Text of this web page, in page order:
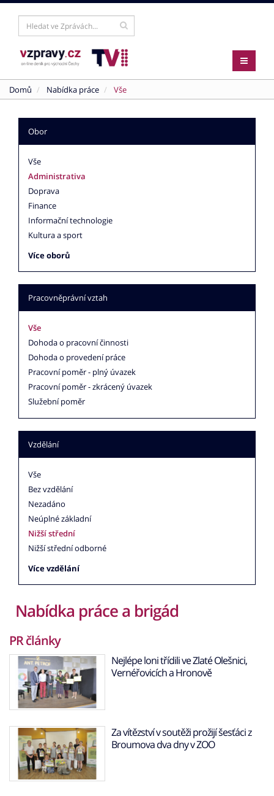
Domů Nabídka práce Vše
Obor
Vše
Administrativa
Doprava
Finance
Informační technologie
Kultura a sport
Více oborů
Pracovněprávní vztah
Vše
Dohoda o pracovní činnosti
Dohoda o provedení práce
Pracovní poměr - plný úvazek
Pracovní poměr - zkrácený úvazek
Služební poměr
Vzdělání
Vše
Bez vzdělání
Nezadáno
Neúplné základní
Nižší střední
Nižší střední odborné
Více vzdělání
Nabídka práce a brigád
PR články
Nejlépe loni třídili ve Zlaté Olešnici,
Vernéřovicích a Hronově
Za vítězství v soutěži prožijí šesťáci z
Broumova dva dny v ZOO